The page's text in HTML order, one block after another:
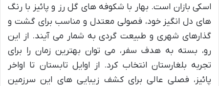
اسکی بازان است. بهار با شکوفه های گل رز و پائیز با رنگ
های دل انگیز خود، فصولی معتدل و مناسب برای گشت و
گذارهای شهری و طبیعت گردی به شمار می آیند. از این
رو، بسته به هدف سفر، می توان بهترین زمان را برای
تجربه بلغارستان انتخاب کرد. از اوایل تابستان تا اواخر
پائیز، فصلی عالی برای کشف زیبایی های این سرزمین